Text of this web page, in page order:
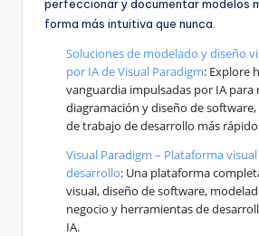
perfeccionar y documentar modelos
forma más intuitiva que nunca.
Soluciones de modelado y diseño
por IA de Visual Paradigm: Explore
vanguardia impulsadas por IA para
diagramación y diseño de
de trabajo de desarrollo más
Visual Paradigm – Plataforma
desarrollo: Una plataforma
visual, diseño de software,
negocio y herramientas de
IA.